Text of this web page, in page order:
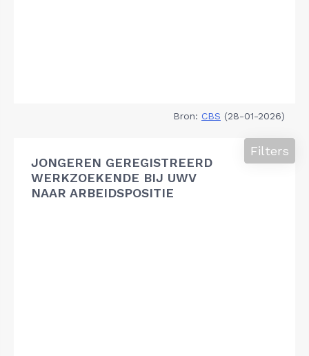
Bron: CBS (28-01-2026)
JONGEREN GEREGISTREERD
WERKZOEKENDE BIJ UWV
NAAR ARBEIDSPOSITIE
Filters